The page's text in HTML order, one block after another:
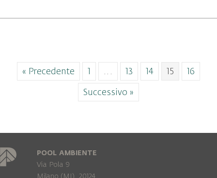
« Precedente 1 … 13 14 15 16
Successivo »
POOL AMBIENTE
Via Pola 9
Milano (MI), 20124